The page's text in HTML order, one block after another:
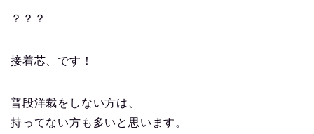
？？？
接着芯、です！
普段洋裁をしない方は、
持ってない方も多いと思います。